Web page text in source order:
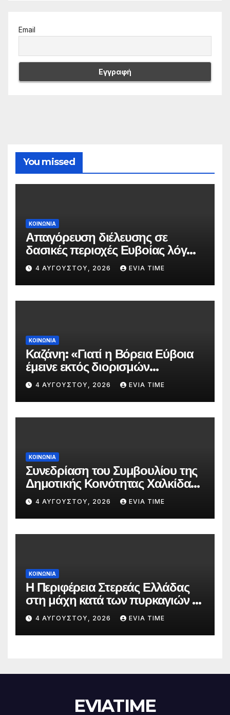
Email
You missed
ΚΟΙΝΩΝΙΑ
Απαγόρευση διέλευσης σε
δασικές περιοχές Ευβοίας λόγω
πολύ υψηλού κινδύνου
πυρκαγιάς
4 ΑΥΓΟΎΣΤΟΥ, 2026 EVIA TIME
ΚΟΙΝΩΝΙΑ
Καζάνη: «Γιατί η Βόρεια Εύβοια
έμεινε εκτός διορισμών
δασκάλων;»
4 ΑΥΓΟΎΣΤΟΥ, 2026 EVIA TIME
ΚΟΙΝΩΝΙΑ
Συνεδρίαση του Συμβουλίου της
Δημοτικής Κοινότητας Χαλκίδας
την 5 Αυγούστου
4 ΑΥΓΟΎΣΤΟΥ, 2026 EVIA TIME
ΚΟΙΝΩΝΙΑ
Η Περιφέρεια Στερεάς Ελλάδας
στη μάχη κατά των πυρκαγιών –
Δράσεις και στήριξη σε πέντε
περιφερειακές ενότητες
4 ΑΥΓΟΎΣΤΟΥ, 2026 EVIA TIME
EVIATIME